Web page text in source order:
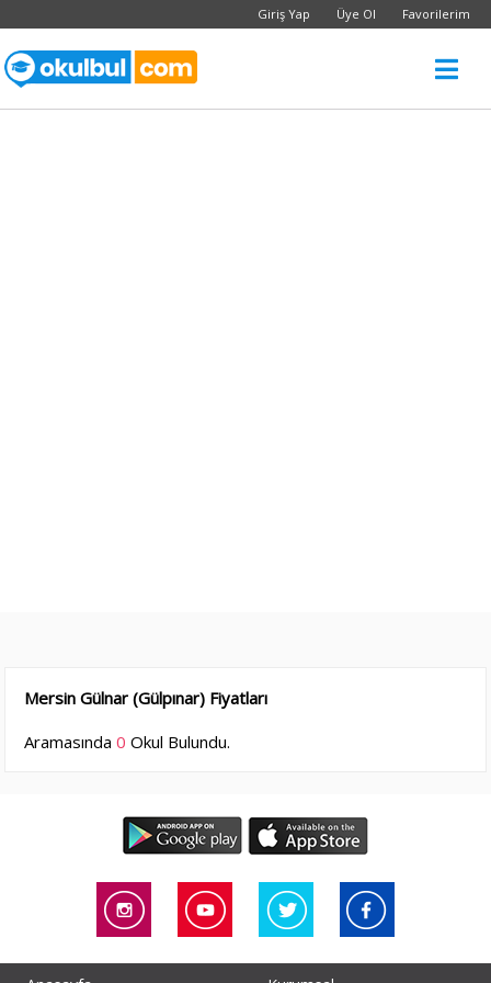
Giriş Yap Üye Ol Favorilerim
Mersin Gülnar (Gülpınar) Fiyatları
Aramasında0 Okul Bulundu.